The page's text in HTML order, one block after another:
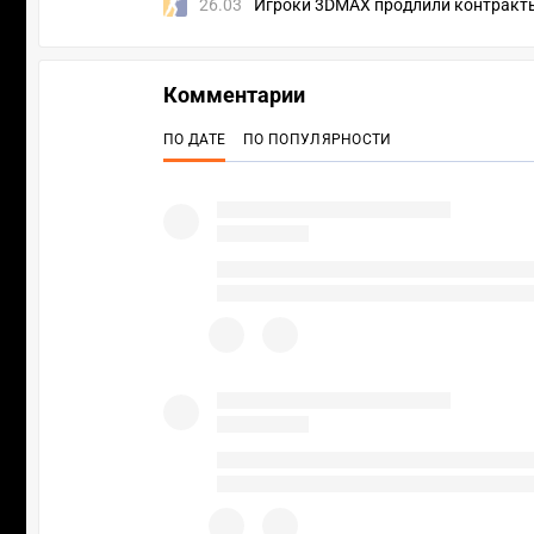
26.03 Игроки 3DMAX продлили
Комментарии
ПО ДАТЕ ПО ПОПУЛЯРНОСТИ